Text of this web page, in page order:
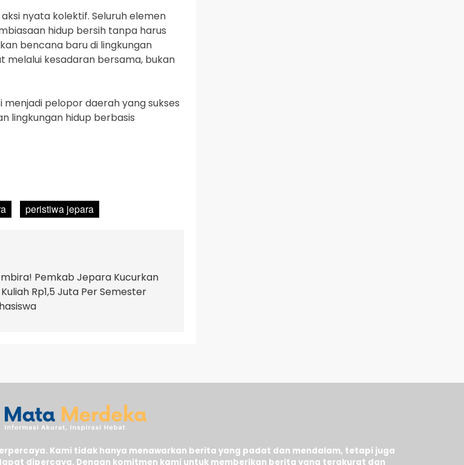
nyata kolektif. Seluruh elemen
hidup bersih tanpa harus
bencana baru di lingkungan
melalui kesadaran bersama, bukan
pelopor daerah yang sukses
lingkungan hidup berbasis
peristiwa jepara
Pemkab Jepara Kucurkan
Rp1,5 Juta Per Semester
Kami tidak hanya menawarkan berita yang padat dan mendalam, tetapi juga
dipercaya. Dengan komitmen kami untuk memberikan berita yang terakurat dan